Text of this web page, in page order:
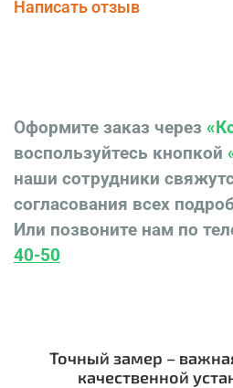
Написать отзыв
Оформите заказ через
воспользуйтесь кнопкой
наши сотрудники
согласования всех
Или позвоните нам по
40-50
Точный замер –
качественной